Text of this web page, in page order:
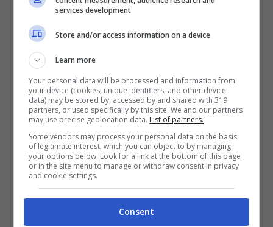
questione farai fatica a dimenticarla dopo
averla vista. In tal senso, puntiamo i
riflettori sulla
Arcangelo , che troviamo nel Comune di
Sant’Angelo a Fasanello, in provincia di
Salerno. Si trova nel cuore delParco
Nazionale del Cilento e del Vallo di Diano
Dalle indagini archeologiche che sono
state effettuate nel corso degli anni, si
intuisce che la grotta era utilizzata già
nell’età preistorica come rifugio.
services development
Store and/or access information on a device
Learn more
Your personal data will be processed and information from
your device (cookies, unique identifiers, and other device
data) may be stored by, accessed by and shared with 319
partners, or used specifically by this site. We and our partners
may use precise geolocation data. List of partners.
Some vendors may process your personal data on the basis
of legitimate interest, which you can object to by managing
your options below. Look for a link at the bottom of this page
or in the site menu to manage or withdraw consent in privacy
and cookie settings.
Consent